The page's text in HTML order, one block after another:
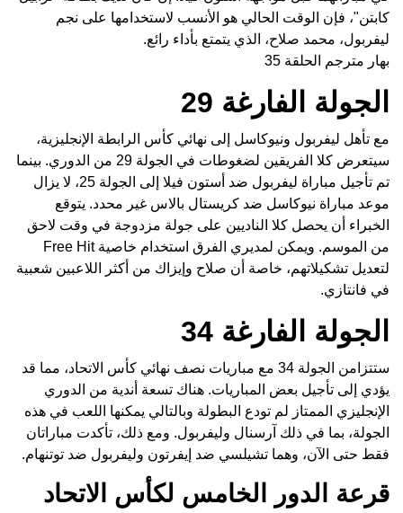
كابتن"، فإن الوقت الحالي هو الأنسب لاستخدامها على نجم
ليفربول، محمد صلاح، الذي يتمتع بأداء رائع.
بهار مترجم الحلقة 35
الجولة الفارغة 29
مع تأهل ليفربول ونيوكاسل إلى نهائي كأس الرابطة الإنجليزية،
سيتعرض كلا الفريقين لضغوطات في الجولة 29 من الدوري. بينما
تم تأجيل مباراة ليفربول ضد أستون فيلا إلى الجولة 25، لا يزال
موعد مباراة نيوكاسل ضد كريستال بالاس غير محدد. يتوقع
الخبراء أن يحصل كلا الناديين على جولة مزدوجة في وقت لاحق
من الموسم. ويمكن لمديري الفرق استخدام خاصية Free Hit
لتعديل تشكيلاتهم، خاصة أن صلاح وإيزاك من أكثر اللاعبين شعبية
في فانتازي.
الجولة الفارغة 34
ستتزامن الجولة 34 مع مباريات نصف نهائي كأس الاتحاد، مما قد
يؤدي إلى تأجيل بعض المباريات. هناك تسعة أندية من الدوري
الإنجليزي الممتاز لم تودع البطولة وبالتالي يمكنها اللعب في هذه
الجولة، بما في ذلك آرسنال وليفربول. ومع ذلك، تأكدت مباراتان
فقط حتى الآن، وهما تشيلسي ضد إيفرتون وليفربول ضد توتنهام.
قرعة الدور الخامس لكأس الاتحاد